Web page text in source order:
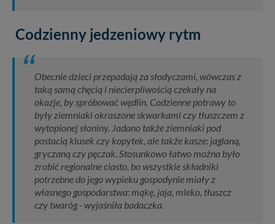
Codzienny jedzeniowy rytm
Obecnie dzieci przepadają za słodyczami, wówczas z
taką samą chęcią i niecierpliwością czekały na
okazje, by spróbować wędlin. Codzienne potrawy to
były ziemniaki okraszone skwarkami czy tłuszczem z
wytopionej słoniny. Jadano także ziemniaki pod
postacią klusek czy kopytek, ale także kasze: jaglaną,
gryczaną czy pęczak. Stosunkowo łatwo można było
zrobić regionalne ciasto, bo wszystkie składniki
potrzebne do jego wypieku gospodynie miały z
własnego gospodarstwa: mąkę, jaja, mleko, tłuszcz
czy twaróg - wyjaśniła badaczka.